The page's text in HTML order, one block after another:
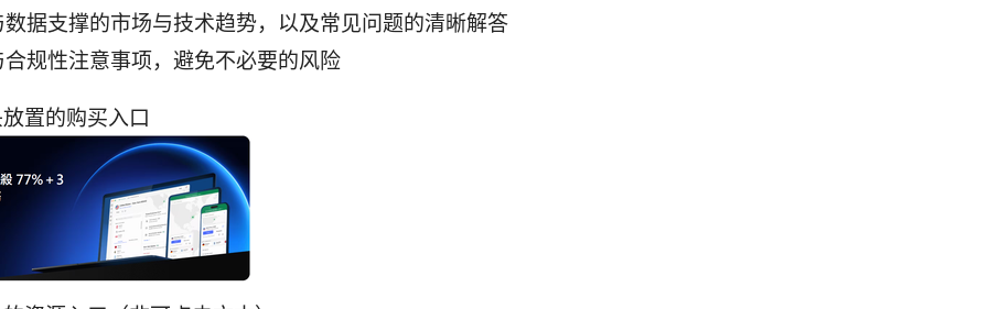
据支撑的市场与技术趋势，以及常见问题的清晰解答
规性注意事项，避免不必要的风险
置的购买入口